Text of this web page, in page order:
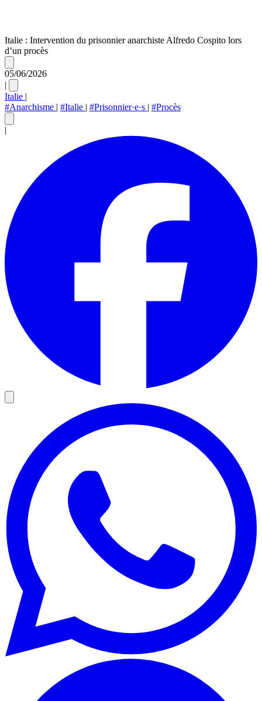
Italie : Intervention du prisonnier anarchiste Alfredo Cospito lors
d’un procès
05/06/2026
|
Italie |
#Anarchisme | #Italie | #Prisonnier·e·s | #Procès
|